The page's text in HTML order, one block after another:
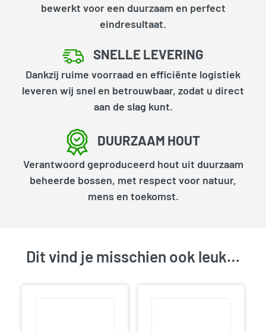
bewerkt voor een duurzaam en perfect
eindresultaat.
SNELLE LEVERING
Dankzij ruime voorraad en efficiënte logistiek
leveren wij snel en betrouwbaar, zodat u direct
aan de slag kunt.
DUURZAAM HOUT
Verantwoord geproduceerd hout uit duurzaam
beheerde bossen, met respect voor natuur,
mens en toekomst.
Dit vind je misschien ook leuk…